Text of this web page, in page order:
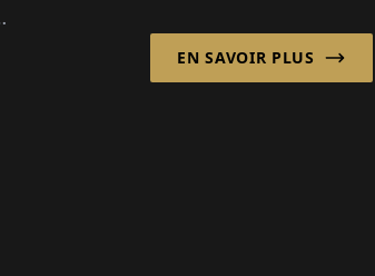
des bâtiments, la
croissance de LTECH A/S
EN SAVOIR PLUS